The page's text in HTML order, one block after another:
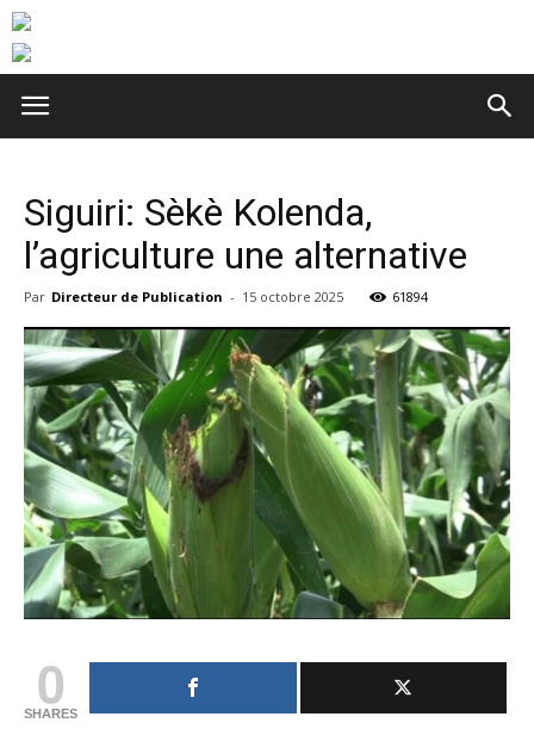
Siguiri: Sèkè Kolenda,
l’agriculture une alternative
Par Directeur de Publication - 15 octobre 2025 61894
0
SHARES